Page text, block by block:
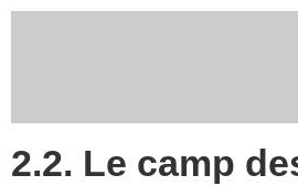
2.2. Le camp